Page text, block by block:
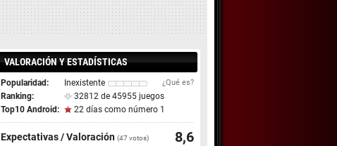
VALORACIÓN Y ESTADÍSTICAS
Popularidad: Inexistente ¿Qué es?
Ranking:
32812 de 45955 juegos
Top10 Android:
22 días como número 1
Expectativas / Valoración (47votos) 8,6